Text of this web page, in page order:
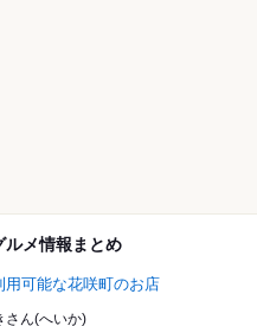
ルメ情報まとめ
用可能な花咲町のお店
さん(へいか)